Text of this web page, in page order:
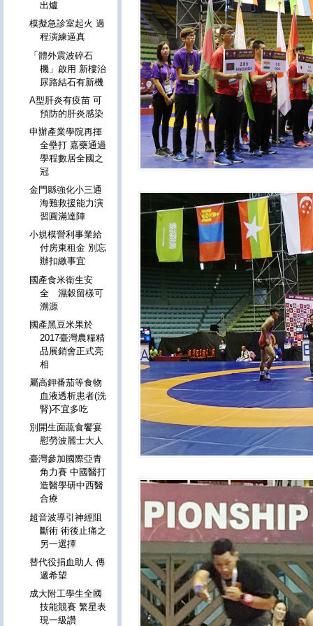
出爐
模擬急診室起火 過
程演練逼真
「體外震波碎石
機」啟用 新樓治
尿路結石有新機
A型肝炎有疫苗 可
預防的肝炎感染
申辦產業學院再揮
全壘打 嘉藥通過
學程數居全國之
冠
金門縣強化小三通
海難救援能力演
習圓滿達陣
小規模營利事業給
付房東租金 別忘
辦扣繳事宜
國產食米衛生安
全 濕穀留樣可
溯源
國產黑豆米果於
2017臺灣農糧精
品展銷會正式亮
相
屬高鉀番茄等食物
血液透析患者(洗
腎)不宜多吃
別開生面蔬食饗宴
慰勞波麗士大人
臺灣參加國際亞青
角力賽 中國醫打
造醫學研中西醫
合療
超音波導引神經阻
斷術 術後止痛之
另一選擇
替代役捐血助人 傳
遞希望
成大附工學生全國
技能競賽 繁星表
現一級讚